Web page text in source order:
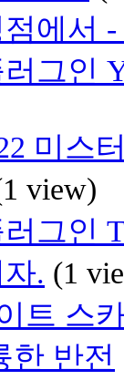
에서 -
그인
미스
view)
그인
. (1
트 스
한 반전